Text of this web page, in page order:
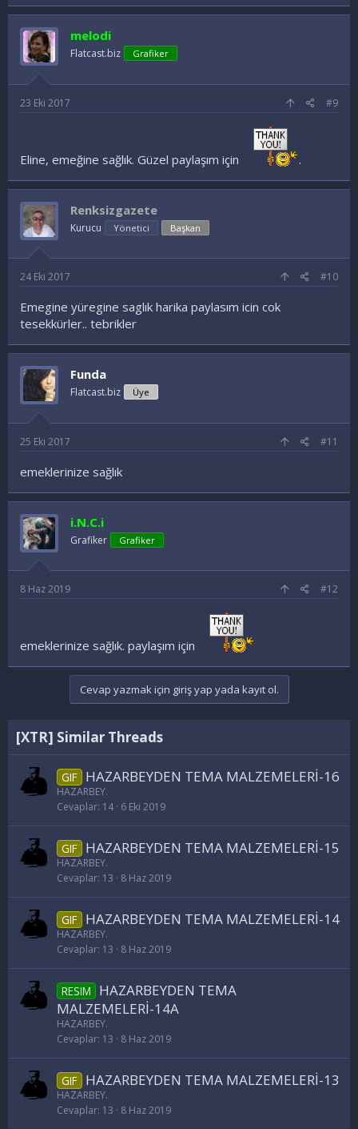
melodi
Flatcast.biz Grafiker
23 Eki 2017 #9
Eline, emeğine sağlık. Güzel paylaşım için .
Renksizgazete
Kurucu Yönetici Başkan
24 Eki 2017 #10
Emegine yüregine saglık harika paylasım icin cok
tesekkürler.. tebrikler
Funda
Flatcast.biz Üye
25 Eki 2017 #11
emeklerinize sağlık
i.N.C.i
Grafiker Grafiker
8 Haz 2019 #12
emeklerinize sağlık. paylaşım için
Cevap yazmak için giriş yap yada kayıt ol.
[XTR] Similar Threads
GIF HAZARBEYDEN TEMA MALZEMELERİ-16
HAZARBEY.
Cevaplar 14 6 Eki 2019
GIF HAZARBEYDEN TEMA MALZEMELERİ-15
HAZARBEY.
Cevaplar 13 8 Haz 2019
GIF HAZARBEYDEN TEMA MALZEMELERİ-14
HAZARBEY.
Cevaplar 13 8 Haz 2019
RESIM
HAZARBEYDEN TEMA
MALZEMELERİ-14A
HAZARBEY.
Cevaplar 13 8 Haz 2019
GIF HAZARBEYDEN TEMA MALZEMELERİ-13
HAZARBEY.
Cevaplar 13 8 Haz 2019